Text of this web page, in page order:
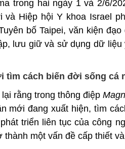
trong hai ngày 1 và 2/6/
và Hiệp hội Y khoa Israel
bố Taipei, văn kiện
lưu giữ và sử dụng dữ
tìm cách biến đời sống cá
rằng trong thông điệp
mới đang xuất hiện, tìm
triển liên tục của công
một vấn đề cấp thiết